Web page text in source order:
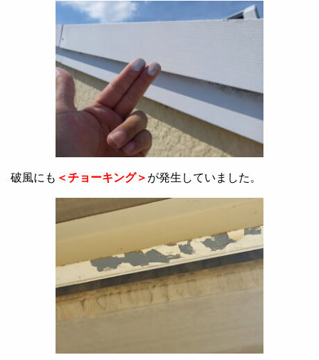
破風にも ＜チョーキング＞ が発生していました。